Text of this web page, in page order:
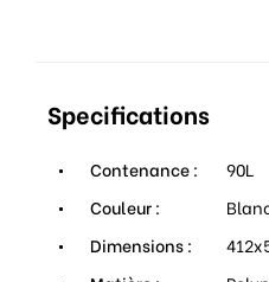
Specifications
Contenance :
90L
Couleur :
Dimensions :